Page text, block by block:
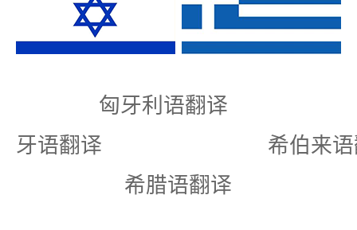
匈牙利语翻
牙语翻译 希伯
希腊语翻译